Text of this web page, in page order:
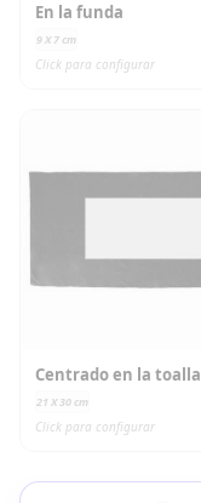
En la funda
9 X 7 cm
Click para configurar
Centrado en la toalla
21 X 30 cm
Click para configurar